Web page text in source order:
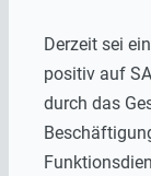
Derzeit sei
positiv auf
durch das